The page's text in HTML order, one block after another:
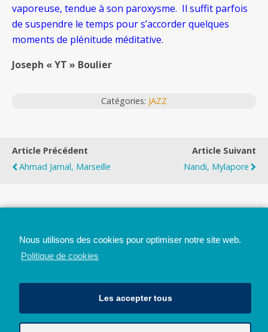
vaporeuse, tendue à son paroxysme. Il suffit parfois
de suspendre le temps pour s’accorder quelques
moments de plénitude méditative.
Joseph « YT » Boulier
Catégories: JAZZ
Article Précédent
Ahmad Jamal, Marseille
Article Suivant
Nandi, Mylapore
Nous utilisons des cookies pour optimiser notre site web.
Politique de cookies
Les accepter tous